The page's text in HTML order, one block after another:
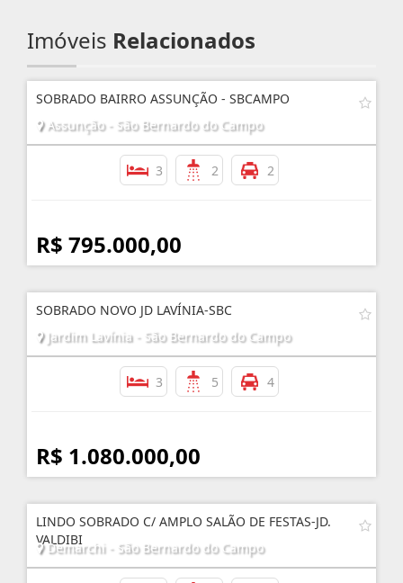
Imóveis Relacionados
SOBRADO BAIRRO ASSUNÇÃO - SBCAMPO
Assunção - São Bernardo do Campo
3 2 2
R$ 795.000,00
SOBRADO NOVO JD LAVÍNIA-SBC
Jardim Lavínia - São Bernardo do Campo
3 5 4
R$ 1.080.000,00
LINDO SOBRADO C/ AMPLO SALÃO DE FESTAS-JD.
VALDIBI
Demarchi - São Bernardo do Campo